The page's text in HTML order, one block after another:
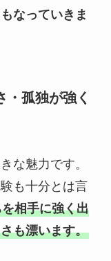
なっていきま
・孤独が強く
な魅力です。
も十分とは言
相手に強く出
も漂います。